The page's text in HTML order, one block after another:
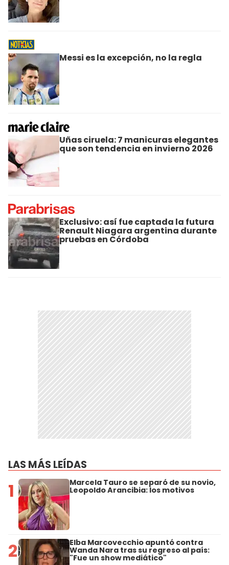
Messi es la excepción, no la regla
Uñas ciruela: 7 manicuras elegantes
que son tendencia en invierno 2026
Exclusivo: así fue captada la futura
Renault Niagara argentina durante
pruebas en Córdoba
LAS MÁS LEÍDAS
1 Marcela Tauro se separó de su novio,
Leopoldo Arancibia: los motivos
2 Elba Marcovecchio apuntó contra
Wanda Nara tras su regreso al país:
"Fue un show mediático"